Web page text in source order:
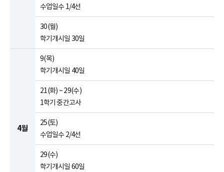
수업일수 1/4선
30(월)
학기개시일 30일
4월
9(목)
학기개시일 40일
21(화) ~ 29(수)
1학기 중간고사
25(토)
수업일수 2/4선
29(수)
학기개시일 60일